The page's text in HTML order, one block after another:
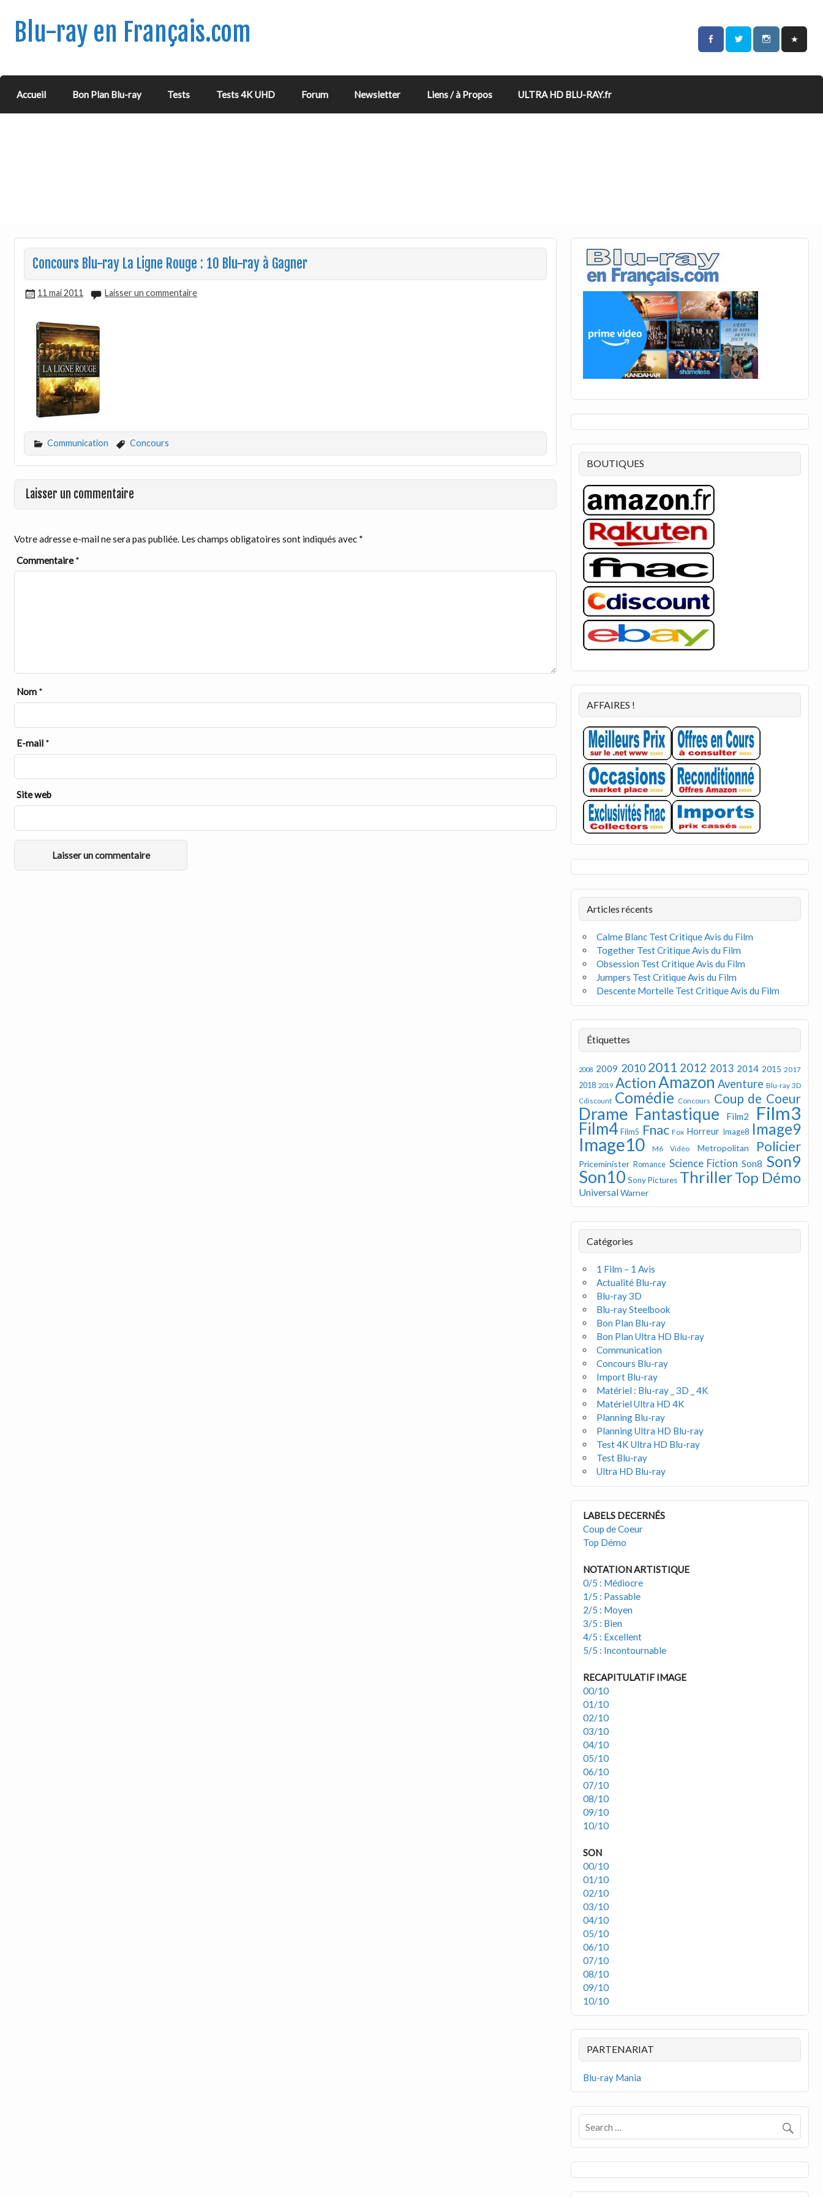
Blu-ray en Français.com
Accueil Bon Plan Blu-ray Tests Tests 4K UHD Forum Newsletter Liens / à Propos ULTRA HD BLU-RAY.fr
Concours Blu-ray La Ligne Rouge : 10 Blu-ray à Gagner
11 mai 2011 Laisser un commentaire
Communication Concours
Laisser un commentaire
Votre adresse e-mail ne sera pas publiée. Les champs obligatoires sont indiqués avec *
Commentaire*
Nom *
E-mail *
Site web
BOUTIQUES
AFFAIRES !
Articles récents
Calme Blanc Test Critique Avis du Film
Together Test Critique Avis du Film
Obsession Test Critique Avis du Film
Jumpers Test Critique Avis du Film
Descente Mortelle Test Critique Avis du Film
Étiquettes
2008 2009 2010 2011 2012 2013 2014 2015 2017
2018 2019 ActionAmazon Aventure Blu-ray 3D
Cdiscount Comédie Concours Coup de Coeur
Drame Fantastique Film2 Film3
Film4 Film5 Fnac Fox Horreur Image8 Image9
Image10 M6 Vidéo Metropolitan Policier
Priceminister Romance Science Fiction Son8 Son9
Son10 Sony Pictures ThrillerTop Démo
UniversalWarner
Catégories
1 Film – 1 Avis
Actualité Blu-ray
Blu-ray 3D
Blu-ray Steelbook
Bon Plan Blu-ray
Bon Plan Ultra HD Blu-ray
Communication
Concours Blu-ray
Import Blu-ray
Matériel : Blu-ray _ 3D _ 4K
Matériel Ultra HD 4K
Planning Blu-ray
Planning Ultra HD Blu-ray
Test 4K Ultra HD Blu-ray
Test Blu-ray
Ultra HD Blu-ray
LABELS DECERNÉS
Coup de Coeur
Top Démo
NOTATION ARTISTIQUE
0/5 : Médiocre
1/5 : Passable
2/5 : Moyen
3/5 : Bien
4/5 : Excellent
5/5 : Incontournable
RECAPITULATIF IMAGE
00/10
01/10
02/10
03/10
04/10
05/10
06/10
07/10
08/10
09/10
10/10
SON
00/10
01/10
02/10
03/10
04/10
05/10
06/10
07/10
08/10
09/10
10/10
PARTENARIAT
Blu-ray Mania